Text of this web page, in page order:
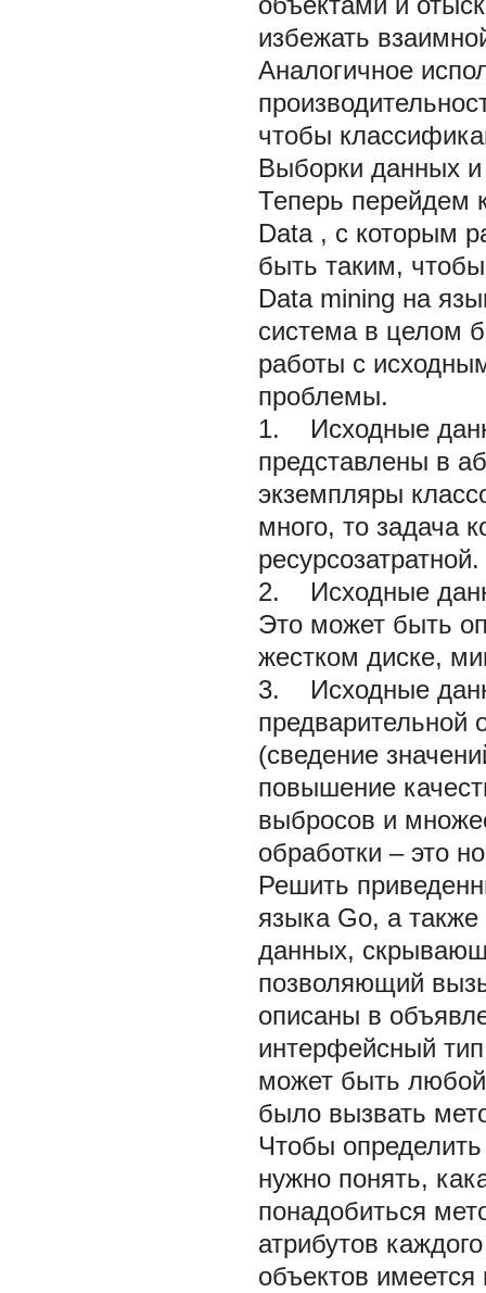
избежать
Аналогичное
чтобы
Выборки данных
Теперь перейдем
Data , с которым
быть таким,
Data mining на
система в целом
работы с
проблемы.
1. Исходные
представлены в
экземпляры
много, то задача
ресурсозатратной.
2. Исходные
Это может быть
жестком диске,
3. Исходные
предварительной
(сведение
повышение
выбросов и
обработки – это
Решить
языка Go, а
данных,
позволяющий
описаны в
интерфейсный
может быть
было вызвать
Чтобы
нужно понять,
понадобиться
атрибутов
объектов